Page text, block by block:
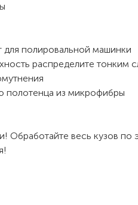
для полировальной машинки
распределите тонким
полотенца из микрофибры
весь кузов по